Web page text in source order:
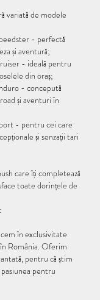
variată de modele
- perfectă
și aventură;
- ideală pentru
din oraș;
- concepută
și aventuri în
- pentru cei care
și senzații tari
care îți completează
toate dorințele de
în exclusivitate
România. Oferim
pentru că știm
pentru